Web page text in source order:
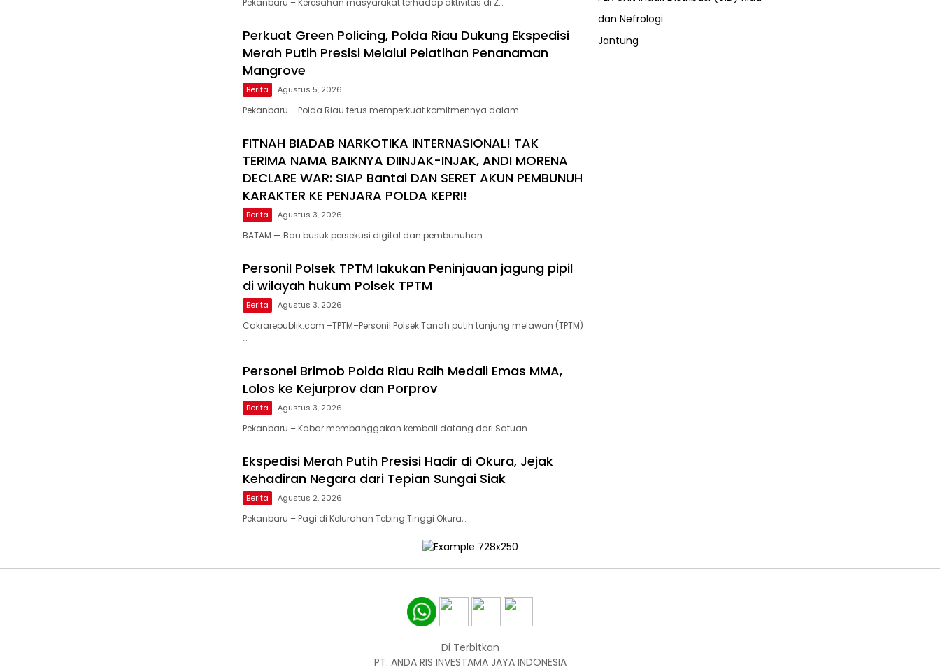
Pekanbaru – Keresahan masyarakat terhadap aktivitas di Z…
Perkuat Green Policing, Polda Riau Dukung Ekspedisi
Merah Putih Presisi Melalui Pelatihan Penanaman
Mangrove
Berita Agustus 5, 2026
Pekanbaru – Polda Riau terus memperkuat komitmennya dalam…
FITNAH BIADAB NARKOTIKA INTERNASIONAL! TAK
TERIMA NAMA BAIKNYA DIINJAK-INJAK, ANDI MORENA
DECLARE WAR: SIAP Bantai DAN SERET AKUN PEMBUNUH
KARAKTER KE PENJARA POLDA KEPRI!
Berita Agustus 3, 2026
BATAM — Bau busuk persekusi digital dan pembunuhan…
Personil Polsek TPTM lakukan Peninjauan jagung pipil
di wilayah hukum Polsek TPTM
Berita Agustus 3, 2026
Cakrarepublik.com –TPTM–Personil Polsek Tanah putih tanjung melawan (TPTM)
…
Personel Brimob Polda Riau Raih Medali Emas MMA,
Lolos ke Kejurprov dan Porprov
Berita Agustus 3, 2026
Pekanbaru – Kabar membanggakan kembali datang dari Satuan…
Ekspedisi Merah Putih Presisi Hadir di Okura, Jejak
Kehadiran Negara dari Tepian Sungai Siak
Berita Agustus 2, 2026
Pekanbaru – Pagi di Kelurahan Tebing Tinggi Okura,…
dan Nefrologi
Jantung
Di Terbitkan
PT. ANDA RIS INVESTAMA JAYA INDONESIA